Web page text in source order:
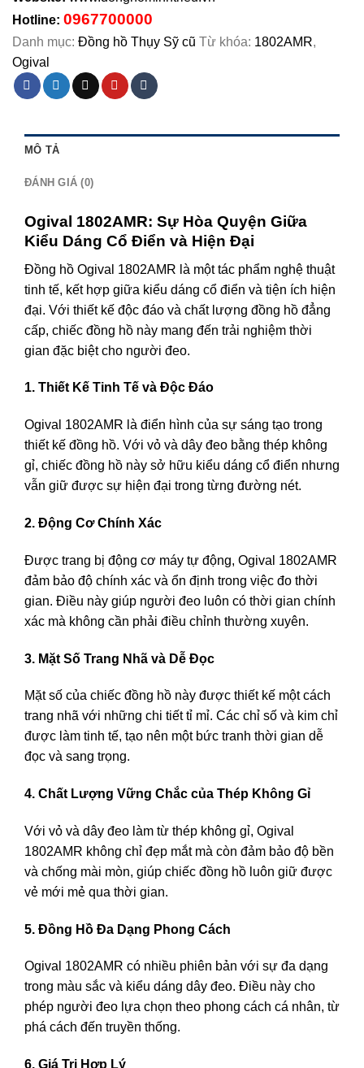
Hotline: 0967700000
Danh mục: Đồng hồ Thụy Sỹ cũ Từ khóa: 1802AMR,
Ogival
MÔ TẢ
ĐÁNH GIÁ (0)
Ogival 1802AMR: Sự Hòa Quyện Giữa
Kiểu Dáng Cổ Điển và Hiện Đại
Đồng hồ Ogival 1802AMR là một tác phẩm nghệ thuật
tinh tế, kết hợp giữa kiểu dáng cổ điển và tiện ích hiện
đại. Với thiết kế độc đáo và chất lượng đồng hồ đẳng
cấp, chiếc đồng hồ này mang đến trải nghiệm thời
gian đặc biệt cho người đeo.
1. Thiết Kế Tinh Tế và Độc Đáo
Ogival 1802AMR là điển hình của sự sáng tạo trong
thiết kế đồng hồ. Với vỏ và dây đeo bằng thép không
gỉ, chiếc đồng hồ này sở hữu kiểu dáng cổ điển nhưng
vẫn giữ được sự hiện đại trong từng đường nét.
2. Động Cơ Chính Xác
Được trang bị động cơ máy tự động, Ogival 1802AMR
đảm bảo độ chính xác và ổn định trong việc đo thời
gian. Điều này giúp người đeo luôn có thời gian chính
xác mà không cần phải điều chỉnh thường xuyên.
3. Mặt Số Trang Nhã và Dễ Đọc
Mặt số của chiếc đồng hồ này được thiết kế một cách
trang nhã với những chi tiết tỉ mỉ. Các chỉ số và kim chỉ
được làm tinh tế, tạo nên một bức tranh thời gian dễ
đọc và sang trọng.
4. Chất Lượng Vững Chắc của Thép Không Gỉ
Với vỏ và dây đeo làm từ thép không gỉ, Ogival
1802AMR không chỉ đẹp mắt mà còn đảm bảo độ bền
và chống mài mòn, giúp chiếc đồng hồ luôn giữ được
vẻ mới mẻ qua thời gian.
5. Đồng Hồ Đa Dạng Phong Cách
Ogival 1802AMR có nhiều phiên bản với sự đa dạng
trong màu sắc và kiểu dáng dây đeo. Điều này cho
phép người đeo lựa chọn theo phong cách cá nhân, từ
phá cách đến truyền thống.
6. Giá Trị Hợp Lý